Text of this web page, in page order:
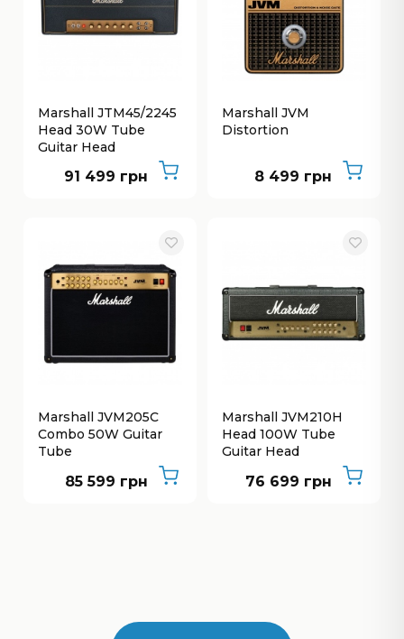
Marshall JTM45/2245
Head 30W Tube
Guitar Head
91 499 грн
Marshall JVM
Distortion
8 499 грн
Marshall JVM205C
Combo 50W Guitar
Tube
85 599 грн
Marshall JVM210H
Head 100W Tube
Guitar Head
76 699 грн